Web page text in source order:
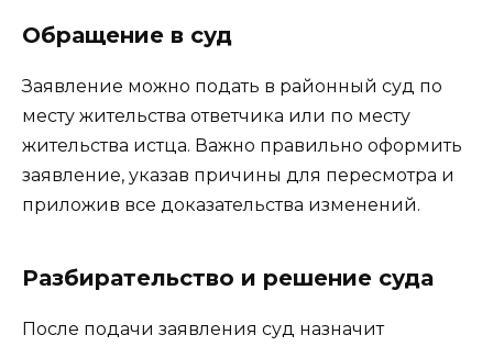
Обращение в суд
Заявление можно подать в районный суд по
месту жительства ответчика или по месту
жительства истца. Важно правильно оформить
заявление, указав причины для пересмотра и
приложив все доказательства изменений.
Разбирательство и решение суда
После подачи заявления суд назначит